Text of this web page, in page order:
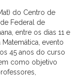
do Centro de
Federal de
entre os dias 11 e
evento
45 anos do curso
como objetivo